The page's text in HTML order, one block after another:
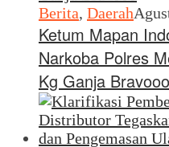
Berita, Daerah
Ketum Mapan
Narkoba Polres
Kg Ganja Bravooo